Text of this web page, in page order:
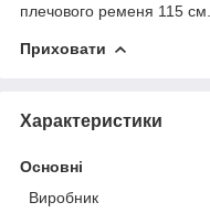
плечового ременя 115 см.
Приховати
Характеристики
Основні
Виробник